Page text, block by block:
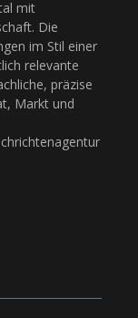
mit
Die
im Stil einer
relevante
präzise
Markt und